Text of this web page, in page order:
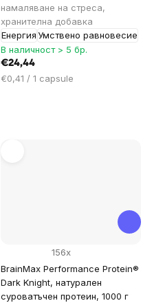
намаляване на стреса,
хранителна добавка
ЕнергияУмствено равновесие
В наличност > 5 бр.
€24,44
Цена
€0,41 / 1 capsule
BrainMax Performance Protein®
Dark Knight, натурален
суроватъчен протеин, 1000 г
156x